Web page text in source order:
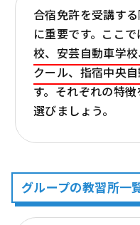
合宿免許を受講す
に重要です。ここで
校、安芸自動車学
クール、指宿中央
す。それぞれの特
選びましょう。
グループの教習所一